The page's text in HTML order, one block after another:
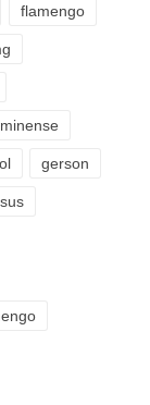
flamengo
gerson